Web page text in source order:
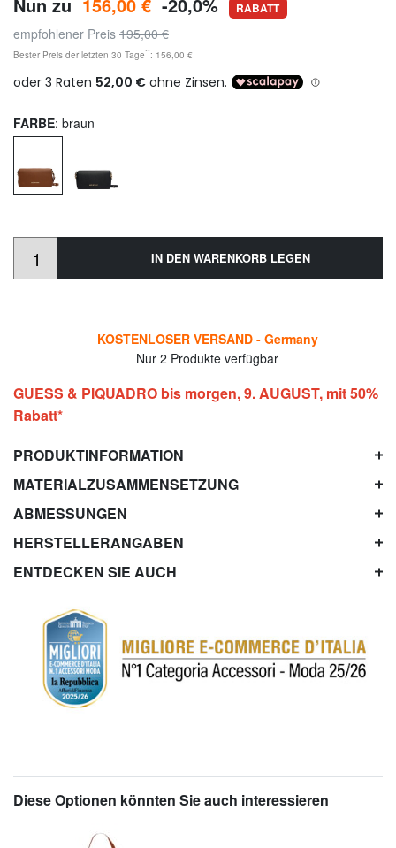
RABATT
empfohlener Preis 195,00 €
Bester Preis der letzten 30 Tage**: 156,00 €
FARBE: braun
IN DEN WARENKORB LEGEN
KOSTENLOSER VERSAND - Germany
Nur 2 Produkte verfügbar
GUESS & PIQUADRO bis morgen, 9. AUGUST, mit 50%
Rabatt*
PRODUKTINFORMATION
MATERIALZUSAMMENSETZUNG
ABMESSUNGEN
HERSTELLERANGABEN
ENTDECKEN SIE AUCH
Diese Optionen könnten Sie auch interessieren